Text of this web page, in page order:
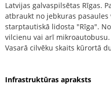
Latvijas galvaspilsētas Rīgas.
atbraukt no jebkuras
starptautiskā lidosta "Rīga".
vilcienu vai arī
Vasarā cilvēku skaits kūrortā
Infrastruktūras apraksts